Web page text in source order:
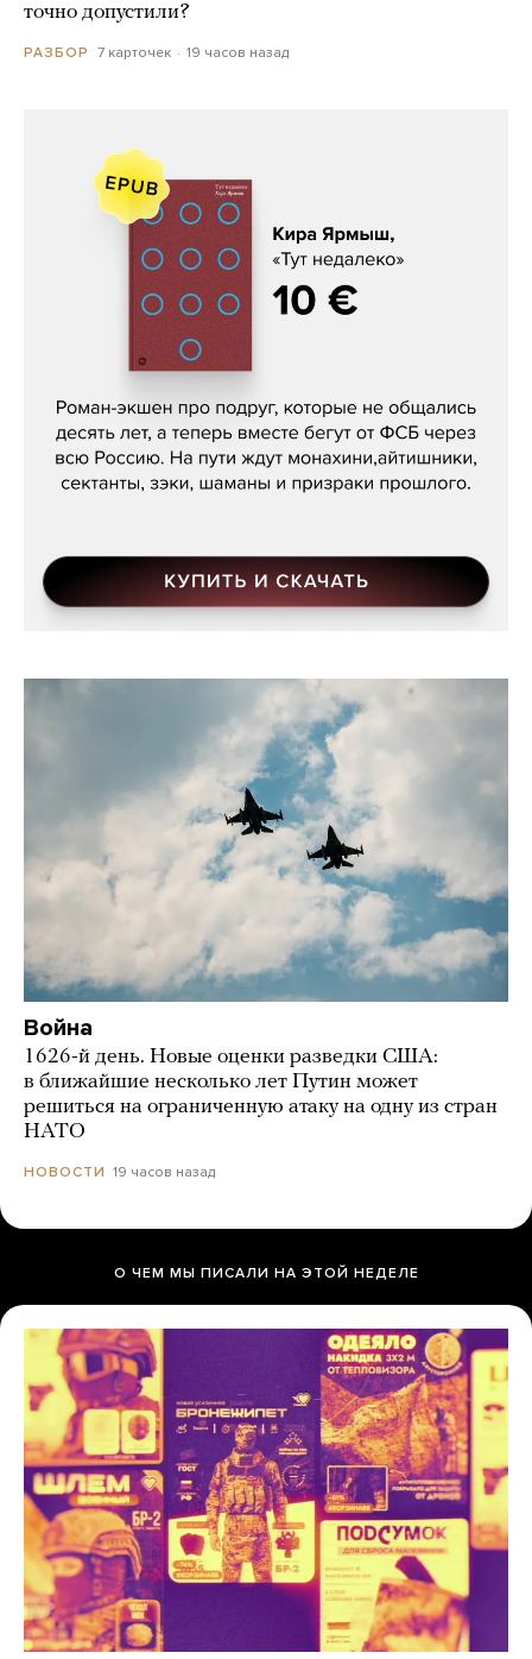
точно допустили?
РАЗБОР 7 карточек 19 часов назад
Кира Ярмыш, «Тут недалеко»
Война
1626-й день. Новые оценки разведки США:
в ближайшие несколько лет Путин может
решиться на ограниченную атаку на одну из стран
НАТО
НОВОСТИ 19 часов назад
О ЧЕМ МЫ ПИСАЛИ НА ЭТОЙ НЕДЕЛЕ